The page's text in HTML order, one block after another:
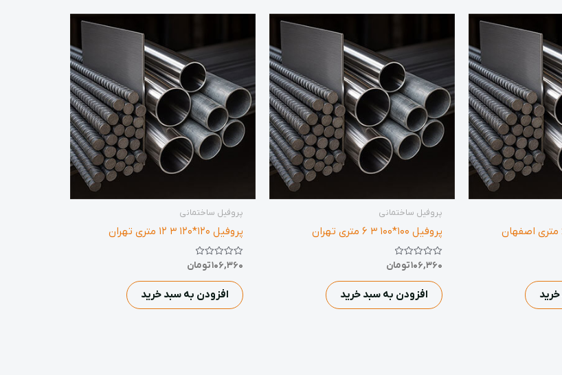
پروفیل ساختمانی
پروفیل 100*100 3 6 متری تهران
نمره
5
106,360تومان
افزودن به سبد خرید
پروفیل ساختمانی
پروفیل 120*120 3 12 متری تهران
نمره
5
106,360تومان
افزودن به سبد خرید